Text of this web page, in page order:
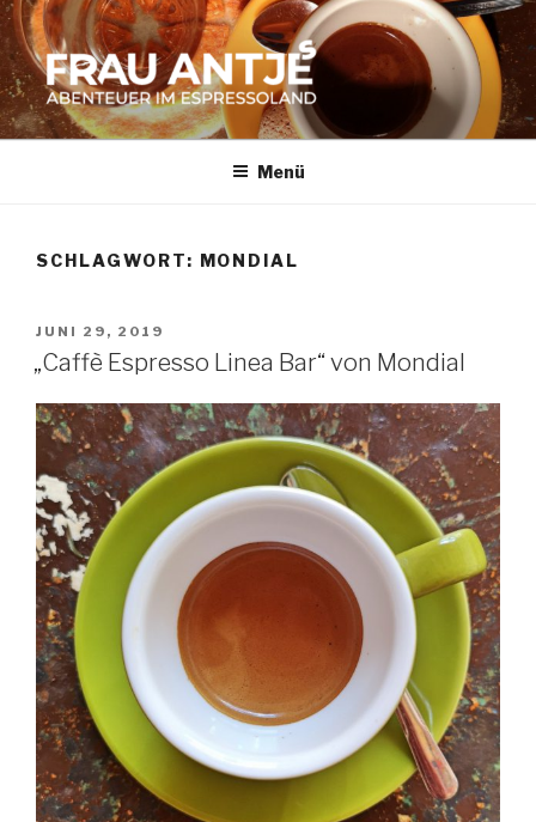
Zum
Inhalt
springen
FRAU ANTJES
Abenteuer im Espresso-Land
Menü
SCHLAGWORT: MONDIAL
VERÖFFENTLICHT
AM
JUNI 29, 2019
„Caffè Espresso Linea Bar“ von Mondial